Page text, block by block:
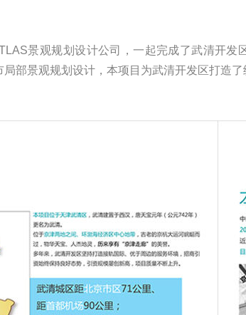
景观规划设计公司，一起完成了武清开
部景观规划设计，本项目为武清开发区打造